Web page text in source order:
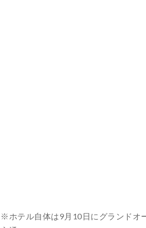
※ホテル自体は9月10日にグランドオ